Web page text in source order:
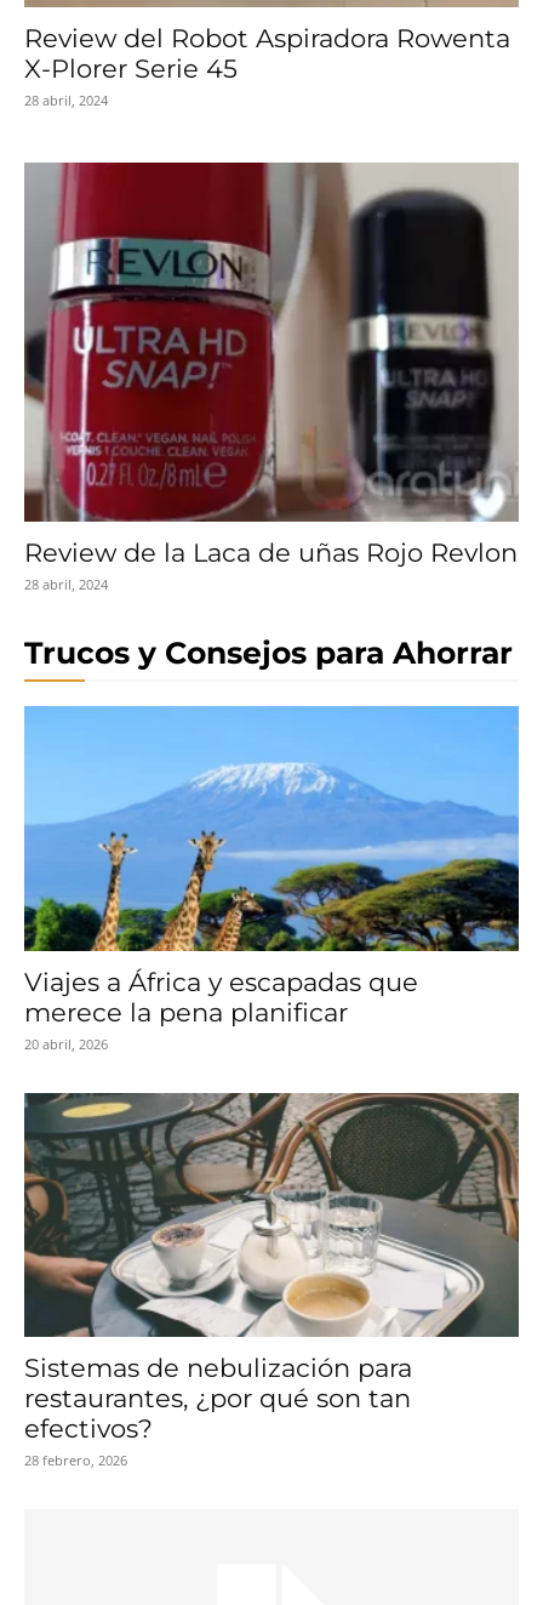
Review del Robot Aspiradora Rowenta
X-Plorer Serie 45
28 abril, 2024
Review de la Laca de uñas Rojo Revlon
28 abril, 2024
Trucos y Consejos para Ahorrar
Viajes a África y escapadas que
merece la pena planificar
20 abril, 2026
Sistemas de nebulización para
restaurantes, ¿por qué son tan
efectivos?
28 febrero, 2026